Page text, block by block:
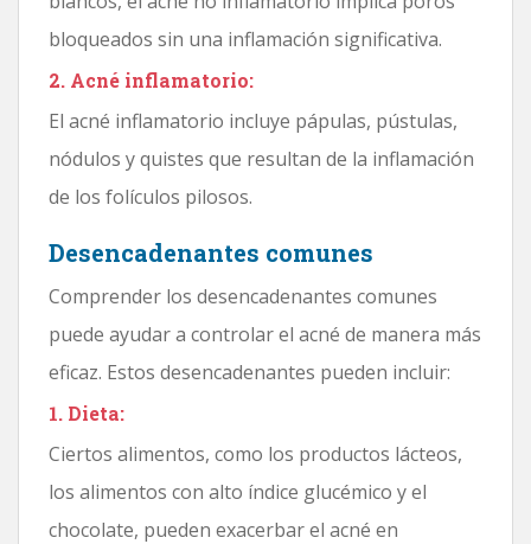
bloqueados sin una inflamación significativa.
2. Acné inflamatorio:
El acné inflamatorio incluye pápulas, pústulas,
nódulos y quistes que resultan de la inflamación
de los folículos pilosos.
Desencadenantes comunes
Comprender los desencadenantes comunes
puede ayudar a controlar el acné de manera más
eficaz. Estos desencadenantes pueden incluir:
1. Dieta:
Ciertos alimentos, como los productos lácteos,
los alimentos con alto índice glucémico y el
chocolate, pueden exacerbar el acné en